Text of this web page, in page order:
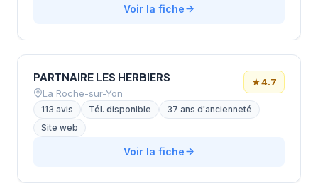
Voir la fiche
PARTNAIRE LES HERBIERS
La Roche-sur-Yon
★4.7
113 avis Tél. disponible
37 ans d'ancienneté
Site web
Voir la fiche